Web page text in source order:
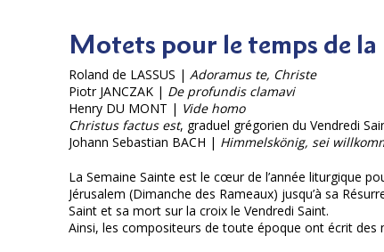
Motets pour le temps de la
Roland de LASSUS | Adoramus te, Christe
Piotr JANCZAK | De profundis clamavi
Henry DU MONT | Vide homo
Christus factus est, graduel grégorien du Vendredi
Johann Sebastian BACH | Himmelskönig, sei
La Semaine Sainte est le cœur de l’année liturgique
Jérusalem (Dimanche des Rameaux) jusqu’à sa
Saint et sa mort sur la croix le Vendredi Saint.
Ainsi, les compositeurs de toute époque ont écrit